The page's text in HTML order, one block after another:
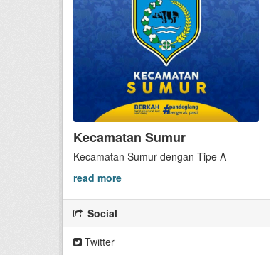
Kecamatan Sumur
Kecamatan Sumur dengan Tipe A
read more
Social
Twitter